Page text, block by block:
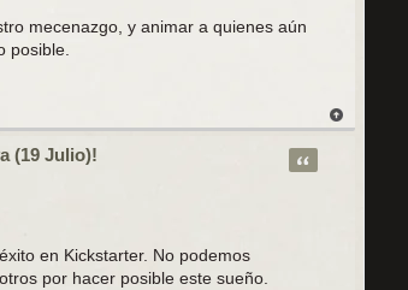
mecenazgo, y animar a quienes aún
posible.
(19 Julio)! Citar
en Kickstarter. No podemos
por hacer posible este sueño.